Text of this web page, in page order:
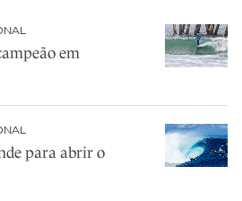
em
para abrir o